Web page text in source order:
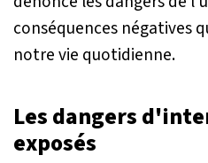
conséquences négatives
notre vie quotidienne.
Les dangers
exposés